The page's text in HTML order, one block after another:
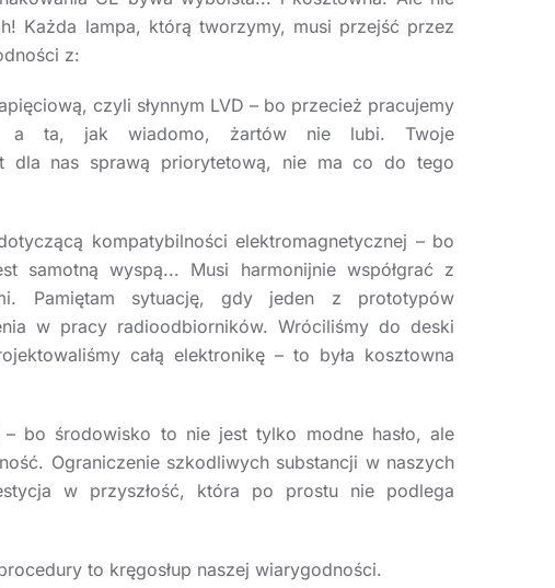
Każda lampa, którą tworzymy, musi przejść przez
z:
czyli słynnym LVD – bo przecież pracujemy
a ta, jak wiadomo, żartów nie lubi. Twoje
dla nas sprawą priorytetową, nie ma co do tego
kompatybilności elektromagnetycznej – bo
samotną wyspą... Musi harmonijnie współgrać z
Pamiętam sytuację, gdy jeden z prototypów
w pracy radioodbiorników. Wróciliśmy do deski
całą elektronikę – to była kosztowna
bo środowisko to nie jest tylko modne hasło, ale
Ograniczenie szkodliwych substancji w naszych
w przyszłość, która po prostu nie podlega
to kręgosłup naszej wiarygodności.